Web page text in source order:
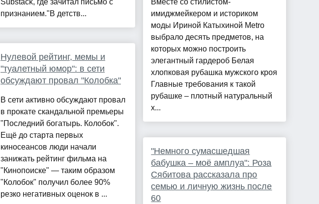
Substack, где зачитал письмо с
признанием."В детств...
Нулевой рейтинг, мемы и
"туалетный юмор": в сети
обсуждают провал "Колобка"
В сети активно обсуждают провал
в прокате скандальной премьеры
"Последний богатырь. Колобок".
Ещё до старта первых
киносеансов люди начали
занижать рейтинг фильма на
"Кинопоиске" — таким образом
"Колобок" получил более 90%
резко негативных оценок в ...
Вместе со стилистом-
имиджмейкером и историком
моды Ириной Катыхиной Metro
выбрало десять предметов, на
которых можно построить
элегантный гардероб Белая
хлопковая рубашка мужского кроя
Главные требования к такой
рубашке – плотный натуральный
х...
"Немного сумасшедшая
бабушка – моё амплуа": Роза
Сябитова рассказала про
семью и личную жизнь после
60